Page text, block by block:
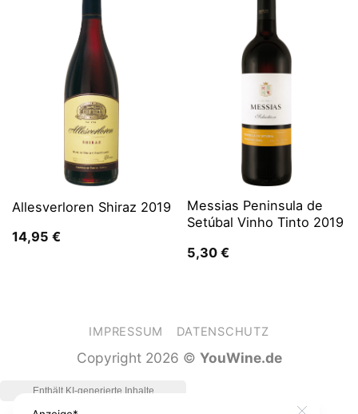
Allesverloren Shiraz 2019
14,95 €
Messias Peninsula de
Setúbal Vinho Tinto 2019
5,30 €
IMPRESSUM DATENSCHUTZ
Copyright 2026 © YouWine.de